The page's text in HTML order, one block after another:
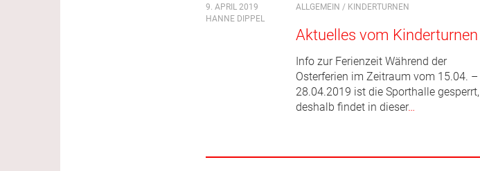
9. APRIL 2019
HANNE DIPPEL
ALLGEMEIN / KINDERTURNEN
Aktuelles vom Kinderturnen
Info zur Ferienzeit Während der
Osterferien im Zeitraum vom 15.04. –
28.04.2019 ist die Sporthalle gesperrt,
deshalb findet in dieser…